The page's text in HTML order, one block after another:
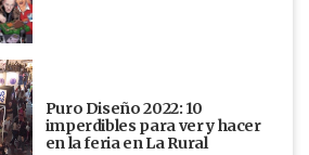
Puro Diseño 2022: 10
imperdibles para ver y hacer
en la feria en La Rural